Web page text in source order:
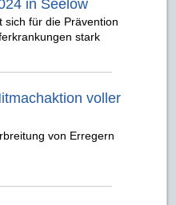
in Seelow
sich für die Prävention
stark
voller
von Erregern